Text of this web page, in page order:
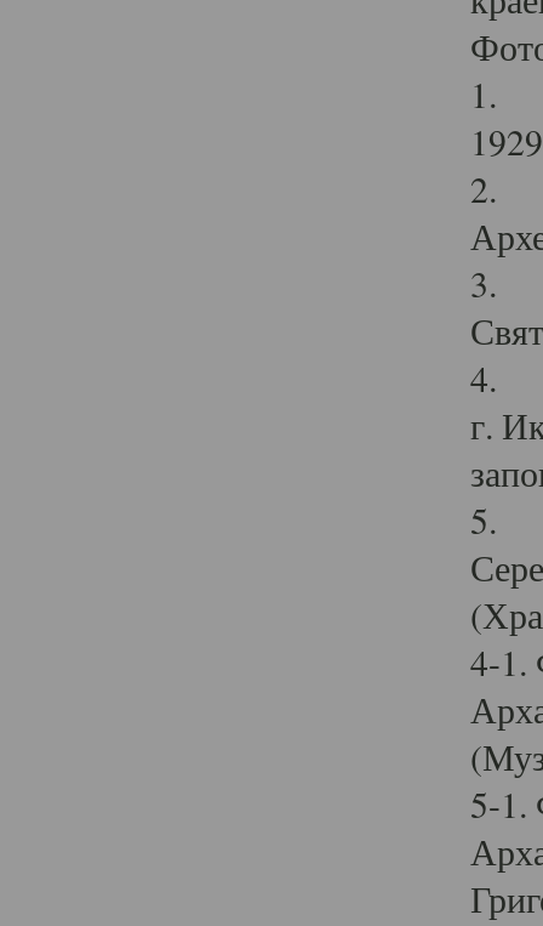
1.
2.
3.
4.
г.
5.
4-1.
5-1.